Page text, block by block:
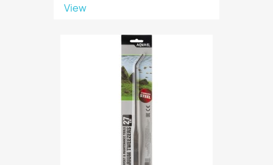
View